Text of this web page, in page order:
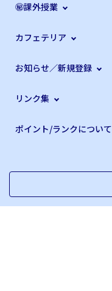
㊙課外授業
カフェテリア
お知らせ／新規登録
リンク集
ポイント/ランクについて